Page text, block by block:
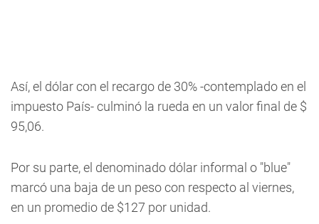
Así, el dólar con el recargo de 30% -contemplado en el
impuesto País- culminó la rueda en un valor final de $
95,06.
Por su parte, el denominado dólar informal o "blue"
marcó una baja de un peso con respecto al viernes,
en un promedio de $127 por unidad.